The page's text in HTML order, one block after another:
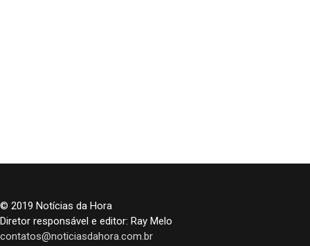
© 2019 Notícias da Hora
Diretor responsável e editor: Ray Melo
contatos@noticiasdahora.com.br